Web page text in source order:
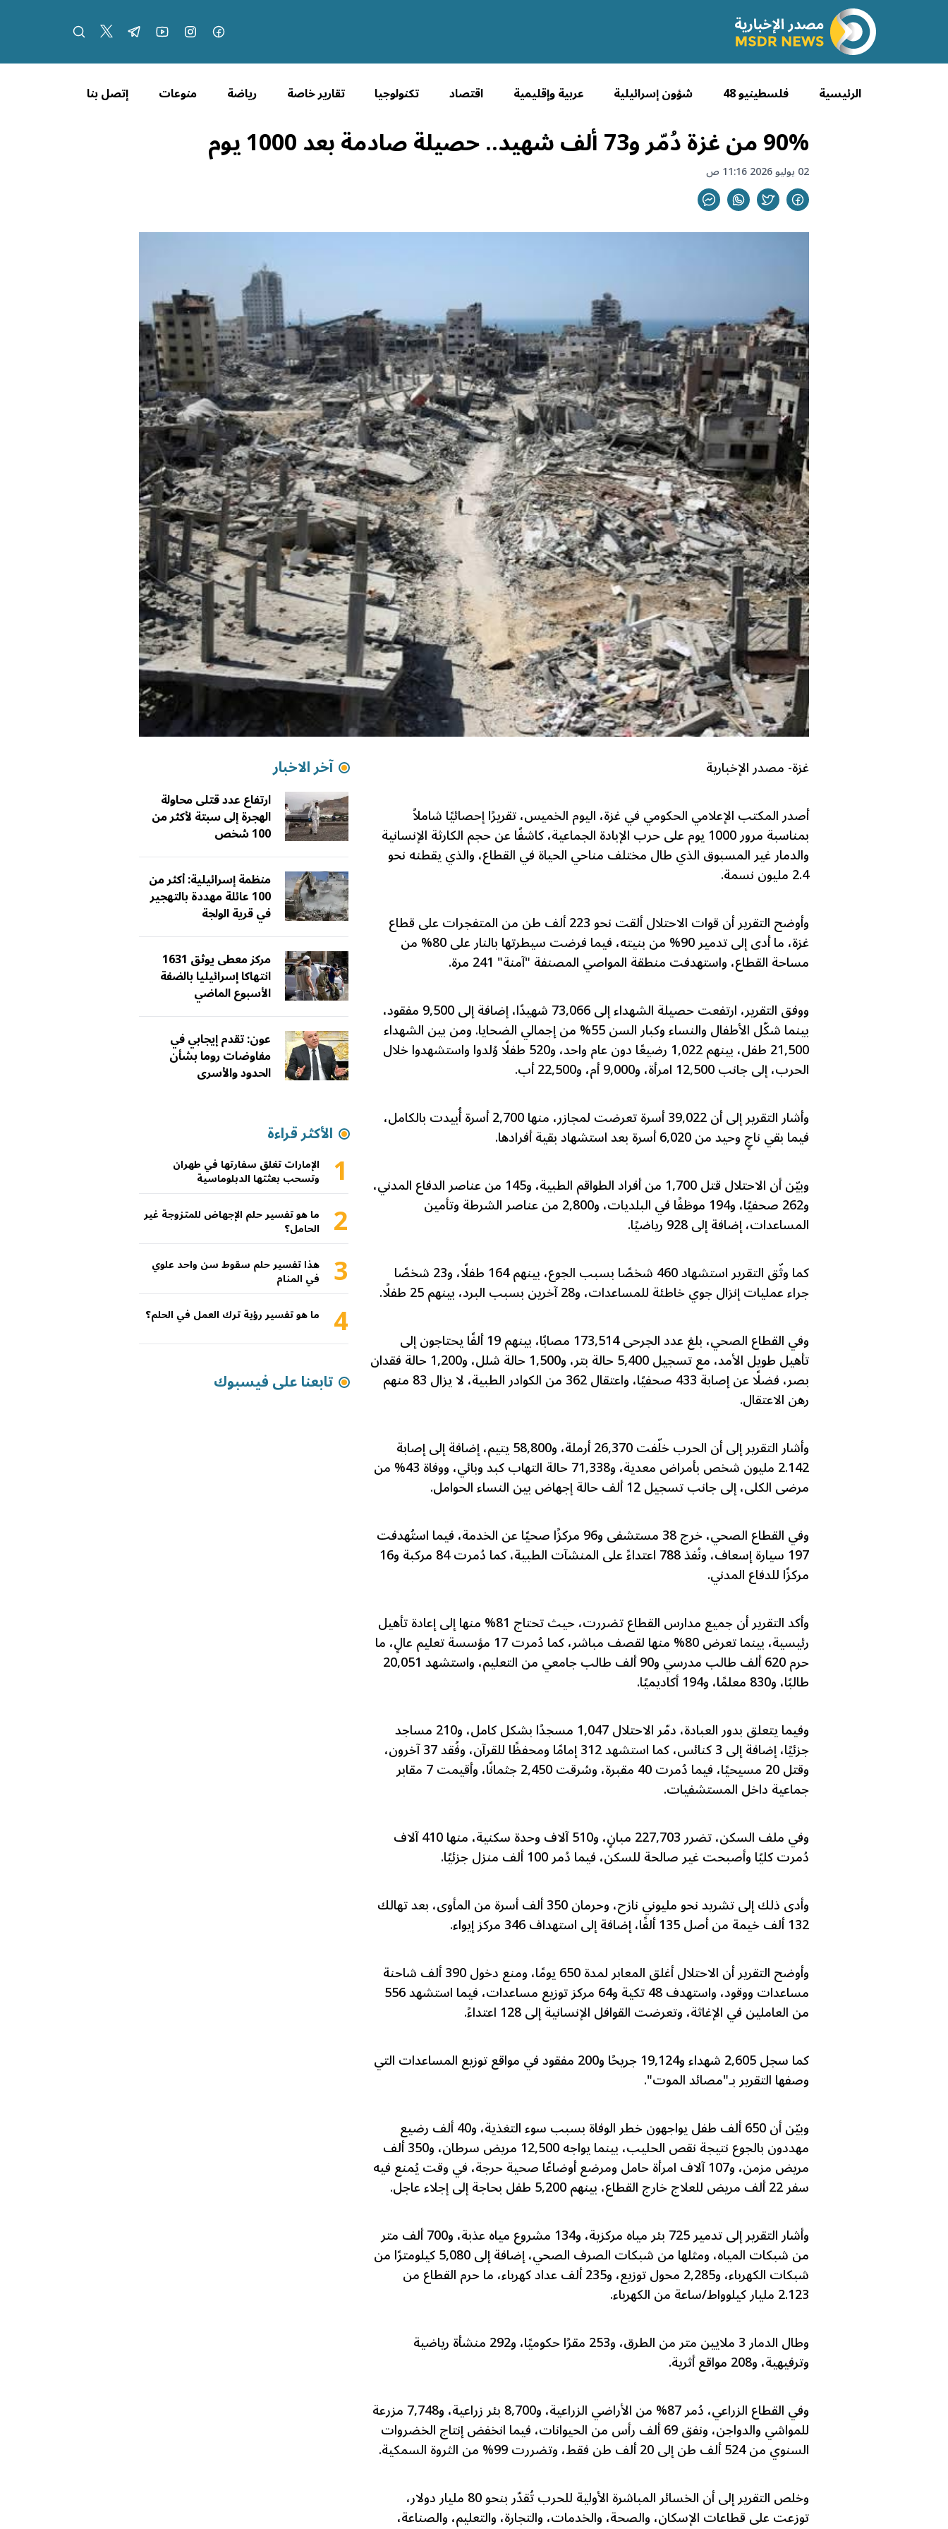
الرئيسية فلسطينيو 48 شؤون إسرائيلية عربية وإقليمية اقتصاد تكنولوجيا تقارير خاصة رياضة منوعات إتصل بنا
90% من غزة دُمّر و73 ألف شهيد.. حصيلة صادمة بعد 1000 يوم
02 يوليو 2026 11:16 ص
غزة- مصدر الإخبارية
أصدر المكتب الإعلامي الحكومي في غزة، اليوم الخميس، تقريرًا إحصائيًا شاملاً
بمناسبة مرور 1000 يوم على حرب الإبادة الجماعية، كاشفًا عن حجم الكارثة الإنسانية
والدمار غير المسبوق الذي طال مختلف مناحي الحياة في القطاع، والذي يقطنه نحو
2.4 مليون نسمة.
وأوضح التقرير أن قوات الاحتلال ألقت نحو 223 ألف طن من المتفجرات على قطاع
غزة، ما أدى إلى تدمير 90% من بنيته، فيما فرضت سيطرتها بالنار على 80% من
مساحة القطاع، واستهدفت منطقة المواصي المصنفة "آمنة" 241 مرة.
ووفق التقرير، ارتفعت حصيلة الشهداء إلى 73,066 شهيدًا، إضافة إلى 9,500 مفقود،
بينما شكّل الأطفال والنساء وكبار السن 55% من إجمالي الضحايا. ومن بين الشهداء
21,500 طفل، بينهم 1,022 رضيعًا دون عام واحد، و520 طفلًا وُلدوا واستشهدوا خلال
الحرب، إلى جانب 12,500 امرأة، و9,000 أم، و22,500 أب.
وأشار التقرير إلى أن 39,022 أسرة تعرضت لمجازر، منها 2,700 أسرة أُبيدت بالكامل،
فيما بقي ناجٍ وحيد من 6,020 أسرة بعد استشهاد بقية أفرادها.
وبيّن أن الاحتلال قتل 1,700 من أفراد الطواقم الطبية، و145 من عناصر الدفاع المدني،
و262 صحفيًا، و194 موظفًا في البلديات، و2,800 من عناصر الشرطة وتأمين
المساعدات، إضافة إلى 928 رياضيًا.
كما وثّق التقرير استشهاد 460 شخصًا بسبب الجوع، بينهم 164 طفلًا، و23 شخصًا
جراء عمليات إنزال جوي خاطئة للمساعدات، و28 آخرين بسبب البرد، بينهم 25 طفلًا.
وفي القطاع الصحي، بلغ عدد الجرحى 173,514 مصابًا، بينهم 19 ألفًا يحتاجون إلى
تأهيل طويل الأمد، مع تسجيل 5,400 حالة بتر، و1,500 حالة شلل، و1,200 حالة فقدان
بصر، فضلًا عن إصابة 433 صحفيًا، واعتقال 362 من الكوادر الطبية، لا يزال 83 منهم
رهن الاعتقال.
وأشار التقرير إلى أن الحرب خلّفت 26,370 أرملة، و58,800 يتيم، إضافة إلى إصابة
2.142 مليون شخص بأمراض معدية، و71,338 حالة التهاب كبد وبائي، ووفاة 43% من
مرضى الكلى، إلى جانب تسجيل 12 ألف حالة إجهاض بين النساء الحوامل.
وفي القطاع الصحي، خرج 38 مستشفى و96 مركزًا صحيًا عن الخدمة، فيما استُهدفت
197 سيارة إسعاف، ونُفذ 788 اعتداءً على المنشآت الطبية، كما دُمرت 84 مركبة و16
مركزًا للدفاع المدني.
وأكد التقرير أن جميع مدارس القطاع تضررت، حيث تحتاج 81% منها إلى إعادة تأهيل
رئيسية، بينما تعرض 80% منها لقصف مباشر، كما دُمرت 17 مؤسسة تعليم عالٍ، ما
حرم 620 ألف طالب مدرسي و90 ألف طالب جامعي من التعليم، واستشهد 20,051
طالبًا، و830 معلمًا، و194 أكاديميًا.
وفيما يتعلق بدور العبادة، دمّر الاحتلال 1,047 مسجدًا بشكل كامل، و210 مساجد
جزئيًا، إضافة إلى 3 كنائس، كما استشهد 312 إمامًا ومحفظًا للقرآن، وفُقد 37 آخرون،
وقتل 20 مسيحيًا، فيما دُمرت 40 مقبرة، وسُرقت 2,450 جثمانًا، وأقيمت 7 مقابر
جماعية داخل المستشفيات.
وفي ملف السكن، تضرر 227,703 مبانٍ، و510 آلاف وحدة سكنية، منها 410 آلاف
دُمرت كليًا وأصبحت غير صالحة للسكن، فيما دُمر 100 ألف منزل جزئيًا.
وأدى ذلك إلى تشريد نحو مليوني نازح، وحرمان 350 ألف أسرة من المأوى، بعد تهالك
132 ألف خيمة من أصل 135 ألفًا، إضافة إلى استهداف 346 مركز إيواء.
وأوضح التقرير أن الاحتلال أغلق المعابر لمدة 650 يومًا، ومنع دخول 390 ألف شاحنة
مساعدات ووقود، واستهدف 48 تكية و64 مركز توزيع مساعدات، فيما استشهد 556
من العاملين في الإغاثة، وتعرضت القوافل الإنسانية إلى 128 اعتداءً.
كما سجل 2,605 شهداء و19,124 جريحًا و200 مفقود في مواقع توزيع المساعدات التي
وصفها التقرير بـ"مصائد الموت".
وبيّن أن 650 ألف طفل يواجهون خطر الوفاة بسبب سوء التغذية، و40 ألف رضيع
مهددون بالجوع نتيجة نقص الحليب، بينما يواجه 12,500 مريض سرطان، و350 ألف
مريض مزمن، و107 آلاف امرأة حامل ومرضع أوضاعًا صحية حرجة، في وقت يُمنع فيه
سفر 22 ألف مريض للعلاج خارج القطاع، بينهم 5,200 طفل بحاجة إلى إجلاء عاجل.
وأشار التقرير إلى تدمير 725 بئر مياه مركزية، و134 مشروع مياه عذبة، و700 ألف متر
من شبكات المياه، ومثلها من شبكات الصرف الصحي، إضافة إلى 5,080 كيلومترًا من
شبكات الكهرباء، و2,285 محول توزيع، و235 ألف عداد كهرباء، ما حرم القطاع من
2.123 مليار كيلوواط/ساعة من الكهرباء.
وطال الدمار 3 ملايين متر من الطرق، و253 مقرًا حكوميًا، و292 منشأة رياضية
وترفيهية، و208 مواقع أثرية.
وفي القطاع الزراعي، دُمر 87% من الأراضي الزراعية، و8,700 بئر زراعية، و7,748 مزرعة
للمواشي والدواجن، ونفق 69 ألف رأس من الحيوانات، فيما انخفض إنتاج الخضروات
السنوي من 524 ألف طن إلى 20 ألف طن فقط، وتضررت 99% من الثروة السمكية.
وخلص التقرير إلى أن الخسائر المباشرة الأولية للحرب تُقدّر بنحو 80 مليار دولار،
توزعت على قطاعات الإسكان، والصحة، والخدمات، والتجارة، والتعليم، والصناعة،
آخر الاخبار
ارتفاع عدد قتلى محاولة
الهجرة إلى سبتة لأكثر من
100 شخص
منظمة إسرائيلية: أكثر من
100 عائلة مهددة بالتهجير
في قرية الولجة
مركز معطى يوثق 1631
انتهاكا إسرائيليا بالضفة
الأسبوع الماضي
عون: تقدم إيجابي في
مفاوضات روما بشأن
الحدود والأسرى
الأكثر قراءة
1 الإمارات تغلق سفارتها في طهران
وتسحب بعثتها الدبلوماسية
2 ما هو تفسير حلم الإجهاض للمتزوجة غير
الحامل؟
3 هذا تفسير حلم سقوط سن واحد علوي
في المنام
4 ما هو تفسير رؤية ترك العمل في الحلم؟
تابعنا على فيسبوك